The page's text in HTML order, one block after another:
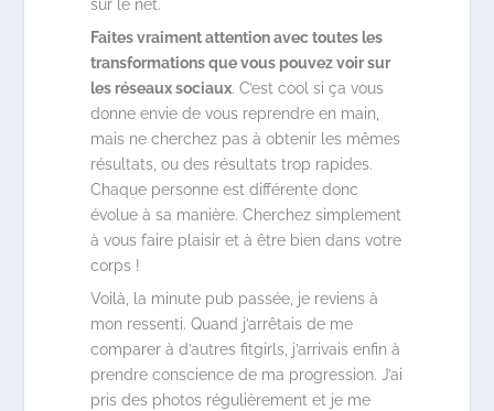
sur le net.
Faites vraiment attention avec toutes les
transformations que vous pouvez voir sur
les réseaux sociaux. C’est cool si ça vous
donne envie de vous reprendre en main,
mais ne cherchez pas à obtenir les mêmes
résultats, ou des résultats trop rapides.
Chaque personne est différente donc
évolue à sa manière. Cherchez simplement
à vous faire plaisir et à être bien dans votre
corps !
Voilà, la minute pub passée, je reviens à
mon ressenti. Quand j’arrêtais de me
comparer à d’autres fitgirls, j’arrivais enfin à
prendre conscience de ma progression. J’ai
pris des photos régulièrement et je me